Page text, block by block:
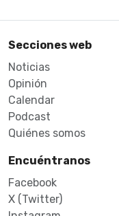
Secciones web
Noticias
Opinión
Calendar
Podcast
Quiénes somos
Encuéntranos
Facebook
X (Twitter)